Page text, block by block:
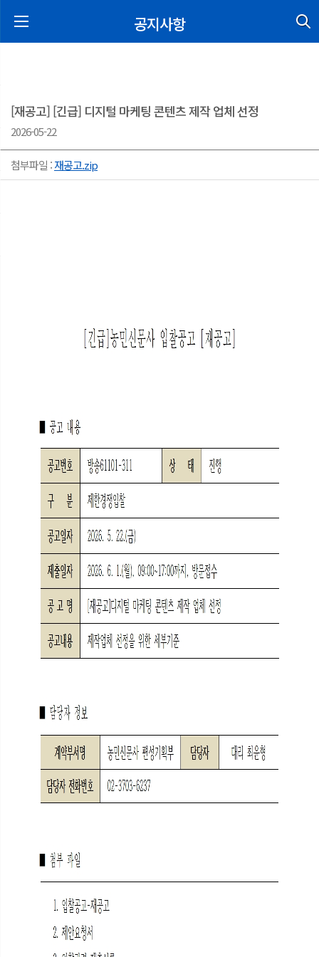
공지사항
[재공고] [긴급] 디지털 마케팅 콘텐츠 제작 업체 선정
2026-05-22
첨부파일 :재공고.zip